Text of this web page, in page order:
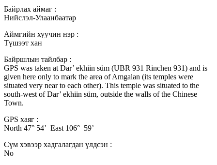
Байрлах аймаг :
Нийслэл-Улаанбаатар
Аймгийн хуучин нэр :
Түшээт хан
Байршлын тайлбар :
GPS was taken at Dar’ ekhiin süm (UBR 931 Rinchen 931) and is
given here only to mark the area of Amgalan (its temples were
situated very near to each other). This temple was situated to the
south-west of Dar’ ekhiin süm, outside the walls of the Chinese
Town.
GPS хаяг :
North 47° 54’ East 106° 59’
Сүм хэвээр хадгалагдан үлдсэн :
No